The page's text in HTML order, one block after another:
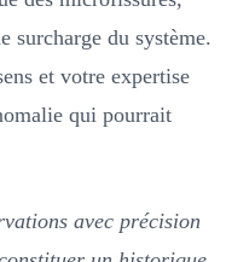
surcharge du système.
et votre expertise
qui pourrait
avec précision